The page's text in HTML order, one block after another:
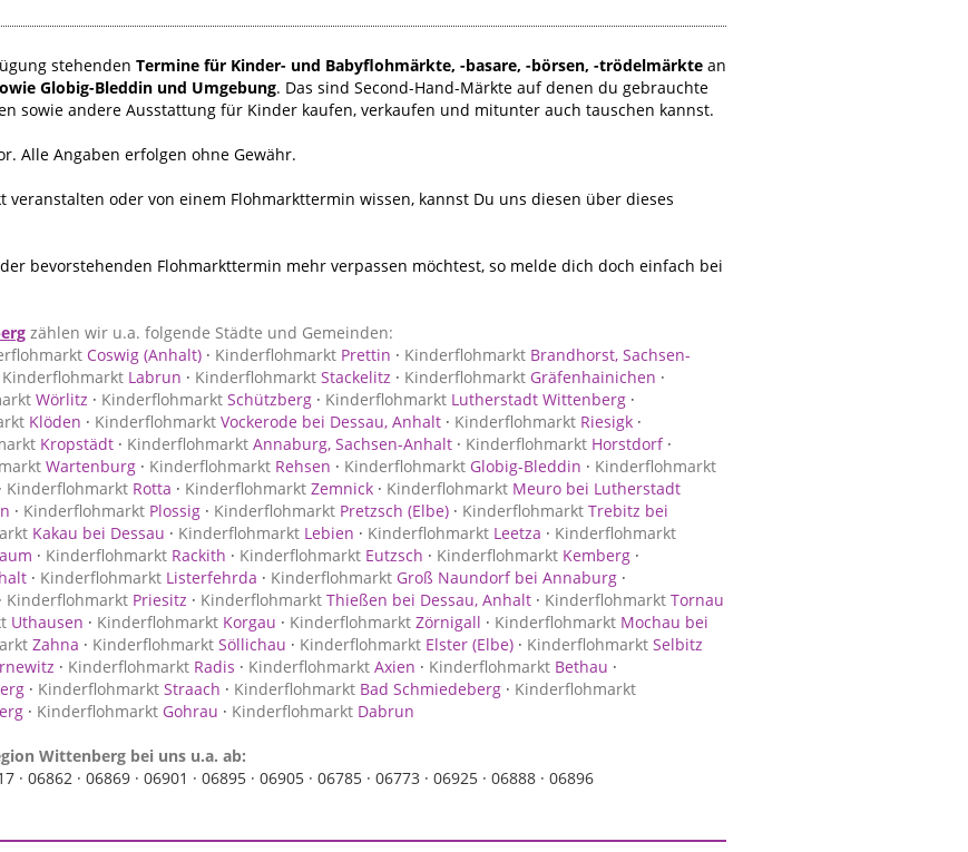
stehenden Termine für Kinder- und Babyflohmärkte, -basare, -börsen, -trödelmärkte an
Globig-Bleddin und Umgebung. Das sind Second-Hand-Märkte auf denen du gebrauchte
sowie andere Ausstattung für Kinder kaufen, verkaufen und mitunter auch tauschen kannst.
Alle Angaben erfolgen ohne Gewähr.
veranstalten oder von einem Flohmarkttermin wissen, kannst Du uns diesen über dieses
bevorstehenden Flohmarkttermin mehr verpassen möchtest, so melde dich doch einfach bei
zählen wir u.a. folgende Städte und Gemeinden:
Coswig (Anhalt) · Kinderflohmarkt Prettin · Kinderflohmarkt Brandhorst, Sachsen-
Kinderflohmarkt Labrun · Kinderflohmarkt Stackelitz · Kinderflohmarkt Gräfenhainichen ·
Wörlitz · Kinderflohmarkt Schützberg · Kinderflohmarkt Lutherstadt Wittenberg ·
Klöden · Kinderflohmarkt Vockerode bei Dessau, Anhalt · Kinderflohmarkt Riesigk ·
Kropstädt · Kinderflohmarkt Annaburg, Sachsen-Anhalt · Kinderflohmarkt Horstdorf·
Wartenburg · Kinderflohmarkt Rehsen · Kinderflohmarkt Globig-Bleddin · Kinderflohmarkt
· Kinderflohmarkt Rotta · Kinderflohmarkt Zemnick · Kinderflohmarkt Meuro bei Lutherstadt
· Kinderflohmarkt Plossig · Kinderflohmarkt Pretzsch (Elbe) · Kinderflohmarkt Trebitz bei
Kakau bei Dessau · Kinderflohmarkt Lebien · Kinderflohmarkt Leetza · Kinderflohmarkt
· Kinderflohmarkt Rackith · Kinderflohmarkt Eutzsch · Kinderflohmarkt Kemberg ·
· Kinderflohmarkt Listerfehrda · Kinderflohmarkt Groß Naundorf bei Annaburg ·
· Kinderflohmarkt Priesitz · Kinderflohmarkt Thießen bei Dessau, Anhalt · Kinderflohmarkt Tornau
Uthausen · Kinderflohmarkt Korgau · Kinderflohmarkt Zörnigall · Kinderflohmarkt Mochau bei
Zahna · Kinderflohmarkt Söllichau · Kinderflohmarkt Elster (Elbe) · Kinderflohmarkt Selbitz
· Kinderflohmarkt Radis · Kinderflohmarkt Axien · Kinderflohmarkt Bethau ·
· Kinderflohmarkt Straach · Kinderflohmarkt Bad Schmiedeberg · Kinderflohmarkt
· Kinderflohmarkt Gohrau · Kinderflohmarkt Dabrun
Wittenberg bei uns u.a. ab:
· 06862 · 06869 · 06901 · 06895 · 06905 · 06785 · 06773 · 06925 · 06888 · 06896